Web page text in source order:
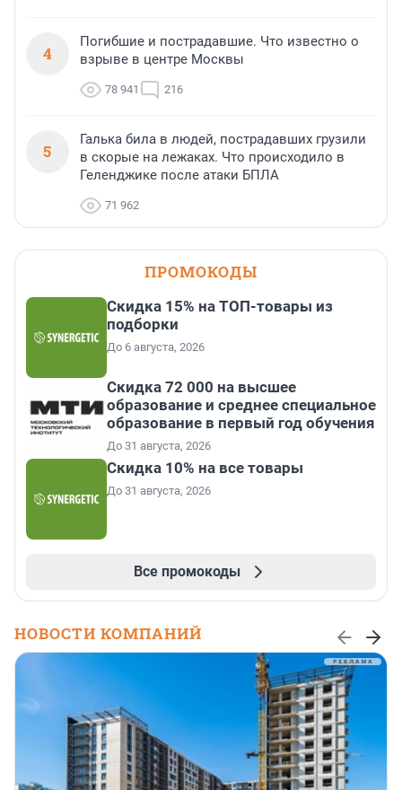
4
Погибшие и пострадавшие. Что известно о
взрыве в центре Москвы
78 941 216
5
Галька била в людей, пострадавших грузили
в скорые на лежаках. Что происходило в
Геленджике после атаки БПЛА
71 962
ПРОМОКОДЫ
Скидка 15% на ТОП-товары из
подборки
До 6 августа, 2026
Скидка 72 000 на высшее
образование и среднее специальное
образование в первый год обучения
До 31 августа, 2026
Скидка 10% на все товары
До 31 августа, 2026
Все промокоды
НОВОСТИ КОМПАНИЙ